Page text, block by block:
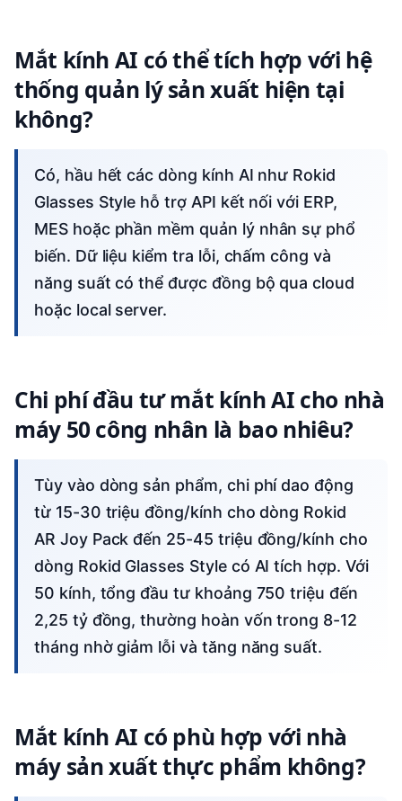
Mắt kính AI có thể tích hợp với hệ
thống quản lý sản xuất hiện tại
không?
Có, hầu hết các dòng kính AI như Rokid
Glasses Style hỗ trợ API kết nối với ERP,
MES hoặc phần mềm quản lý nhân sự phổ
biến. Dữ liệu kiểm tra lỗi, chấm công và
năng suất có thể được đồng bộ qua cloud
hoặc local server.
Chi phí đầu tư mắt kính AI cho nhà
máy 50 công nhân là bao nhiêu?
Tùy vào dòng sản phẩm, chi phí dao động
từ 15-30 triệu đồng/kính cho dòng Rokid
AR Joy Pack đến 25-45 triệu đồng/kính cho
dòng Rokid Glasses Style có AI tích hợp. Với
50 kính, tổng đầu tư khoảng 750 triệu đến
2,25 tỷ đồng, thường hoàn vốn trong 8-12
tháng nhờ giảm lỗi và tăng năng suất.
Mắt kính AI có phù hợp với nhà
máy sản xuất thực phẩm không?